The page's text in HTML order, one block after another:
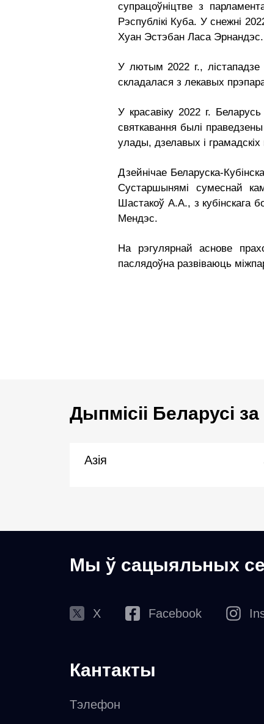
супрацоўніцтве з
Рэспублікі Куба. У снежні
Хуан Эстэбан Ласа Эрнандэс.
У лютым 2022 г., лістападзе
складалася з лекавых
У красавіку 2022 г.
святкавання былі
улады, дзелавых і
Дзейнічае Беларуска-
Сустаршынямі сумеснай
Шастакоў А.А., з кубінскага
Мендэс.
На рэгулярнай аснове
паслядоўна развіваюць
Дыпмісіі Беларусі
Азія
Мы ў сацыяльных
X Facebook
Кантакты
Тэлефон